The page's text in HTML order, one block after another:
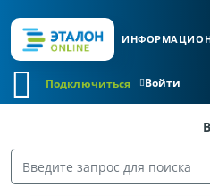
Войти
Подключиться